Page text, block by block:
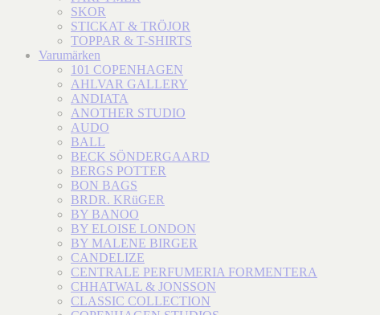
SKOR
STICKAT & TRÖJOR
TOPPAR & T-SHIRTS
Varumärken
101 COPENHAGEN
AHLVAR GALLERY
ANDIATA
ANOTHER STUDIO
AUDO
BALL
BECK SÖNDERGAARD
BERGS POTTER
BON BAGS
BRDR. KRüGER
BY BANOO
BY ELOISE LONDON
BY MALENE BIRGER
CANDELIZE
CENTRALE PERFUMERIA FORMENTERA
CHHATWAL & JONSSON
CLASSIC COLLECTION